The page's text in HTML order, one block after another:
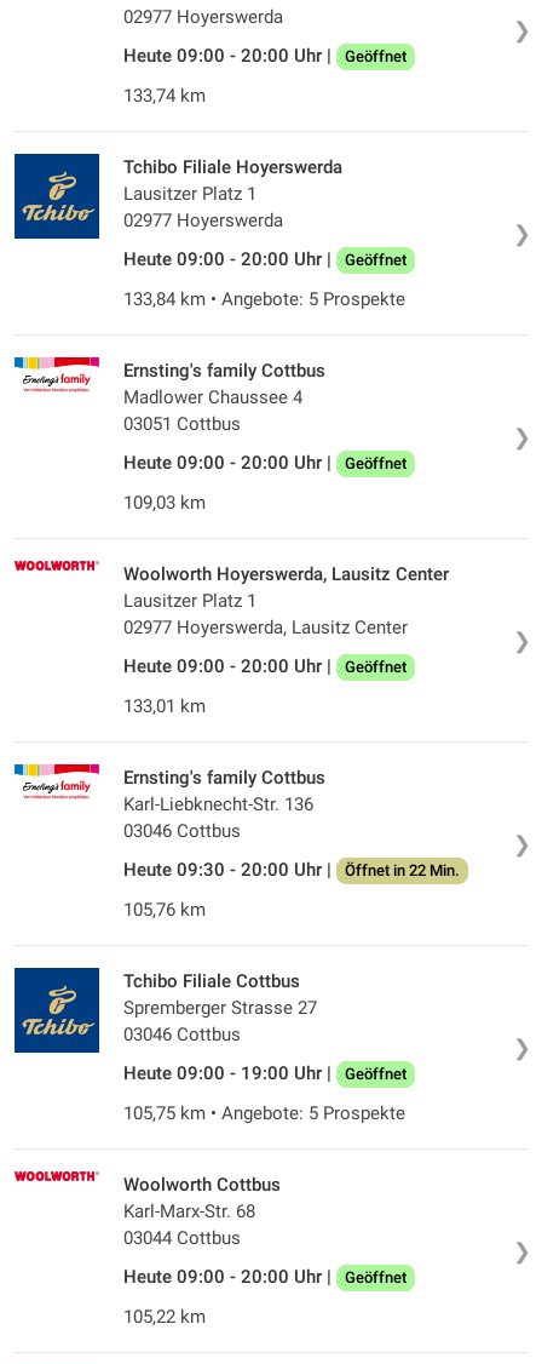
❯
02977 Hoyerswerda
Heute 09:00 - 20:00 Uhr |
Geöffnet
133,74 km
❯
Tchibo Filiale Hoyerswerda
Lausitzer Platz 1
02977 Hoyerswerda
Heute 09:00 - 20:00 Uhr |
Geöffnet
133,84 km • Angebote: 5 Prospekte
❯
Ernsting's family Cottbus
Madlower Chaussee 4
03051 Cottbus
Heute 09:00 - 20:00 Uhr |
Geöffnet
109,03 km
❯
Woolworth Hoyerswerda, Lausitz Center
Lausitzer Platz 1
02977 Hoyerswerda, Lausitz Center
Heute 09:00 - 20:00 Uhr |
Geöffnet
133,01 km
❯
Ernsting's family Cottbus
Karl-Liebknecht-Str. 136
03046 Cottbus
Heute 09:30 - 20:00 Uhr |
Öffnet in 22 Min.
105,76 km
❯
Tchibo Filiale Cottbus
Spremberger Strasse 27
03046 Cottbus
Heute 09:00 - 19:00 Uhr |
Geöffnet
105,75 km • Angebote: 5 Prospekte
❯
Woolworth Cottbus
Karl-Marx-Str. 68
03044 Cottbus
Heute 09:00 - 20:00 Uhr |
Geöffnet
105,22 km